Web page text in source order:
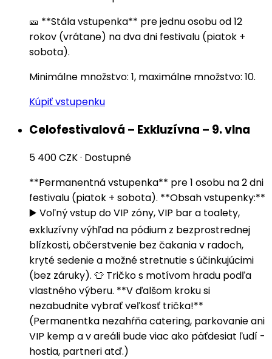
🎫 **Stála vstupenka** pre jednu osobu od 12
rokov (vrátane) na dva dni festivalu (piatok +
sobota).
Minimálne množstvo: 1, maximálne množstvo: 10.
Kúpiť vstupenku
Celofestivalová – Exkluzívna – 9. vlna
5 400 CZK· Dostupné
**Permanentná vstupenka** pre 1 osobu na 2 dni
festivalu (piatok + sobota). **Obsah vstupenky:**
▶️ Voľný vstup do VIP zóny, VIP bar a toalety,
exkluzívny výhľad na pódium z bezprostrednej
blízkosti, občerstvenie bez čakania v radoch,
kryté sedenie a možné stretnutie s účinkujúcimi
(bez záruky). 👕 Tričko s motívom hradu podľa
vlastného výberu. **V ďalšom kroku si
nezabudnite vybrať veľkosť trička!**
(Permanentka nezahŕňa catering, parkovanie ani
VIP kemp a v areáli bude viac ako päťdesiat ľudí -
hostia, partneri atď.)